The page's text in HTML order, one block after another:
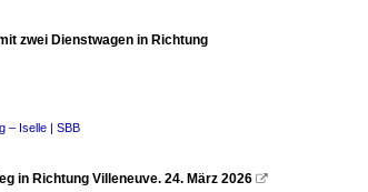
zwei Dienstwagen in Richtung
– Iselle | SBB
in Richtung Villeneuve. 24. März 2026 